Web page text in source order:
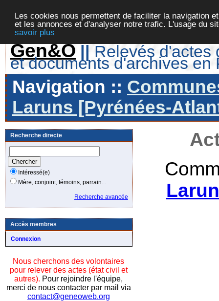
Les cookies nous permettent de faciliter la navigation
et les annonces et d'analyser notre trafic. L'usage du
savoir plus
Gen&O || Relevés d'actes
et documents d'archives en
Navigation ::
Laruns [Pyrénées-
Recherche directe
Intéressé(e)
Mère, conjoint, témoins, parrain...
Recherche avancée
Accès membres
Connexion
Nous cherchons des volontaires
pour relever des actes (état civil et
autres). Pour rejoindre l'équipe,
merci de nous contacter par mail via
contact@geneoweb.org